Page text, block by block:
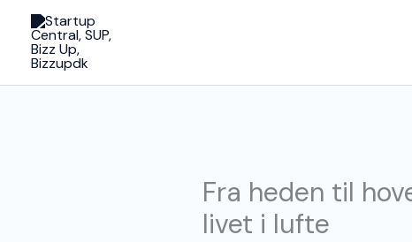
indholdet
Fra heden til
livet i lufte